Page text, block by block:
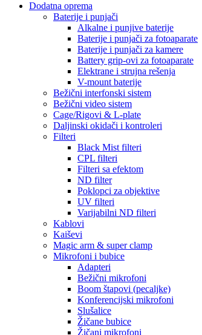
Dodatna oprema
Baterije i punjači
Alkalne i punjive baterije
Baterije i punjači za fotoaparate
Baterije i punjači za kamere
Battery grip-ovi za fotoaparate
Elektrane i strujna rešenja
V-mount baterije
Bežični interfonski sistem
Bežični video sistem
Cage/Rigovi & L-plate
Daljinski okidači i kontroleri
Filteri
Black Mist filteri
CPL filteri
Filteri sa efektom
ND filter
Poklopci za objektive
UV filteri
Varijabilni ND filteri
Kablovi
Kaiševi
Magic arm & super clamp
Mikrofoni i bubice
Adapteri
Bežični mikrofoni
Boom štapovi (pecaljke)
Konferencijski mikrofoni
Slušalice
Žičane bubice
Žičani mikrofoni